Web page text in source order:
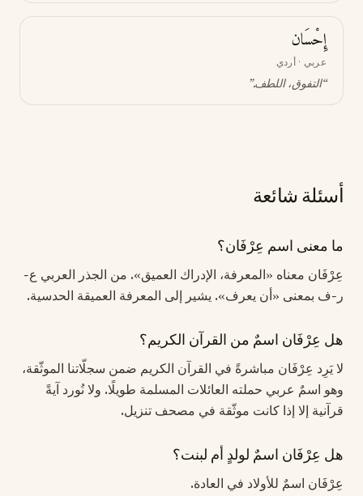
إِحْسَان
عربي · أردي
“التفوق، اللطف.”
أسئلة شائعة
ما معنى اسم عِرْفَان؟
عِرْفَان معناه «المعرفة، الإدراك العميق». من الجذر العربي ع-
ر-ف بمعنى «أن يعرف». يشير إلى المعرفة العميقة الحدسية.
هل عِرْفَان اسمٌ من القرآن الكريم؟
لا يَرِد عِرْفَان مباشرةً في القرآن الكريم ضمن سجلّاتنا الموثّقة،
وهو اسمٌ عربي حملته العائلات المسلمة طويلًا. ولا نُورد آيةً
قرآنية إلا إذا كانت موثّقة في مصحف تنزيل.
هل عِرْفَان اسمٌ لولدٍ أم لبنت؟
عِرْفَان اسمٌ للأولاد في العادة.